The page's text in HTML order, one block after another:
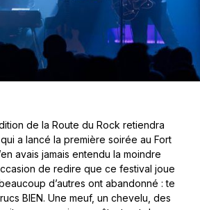
de la Route du Rock retiendra
a lancé la première soirée au Fort
avais jamais entendu la moindre
de redire que ce festival joue
d’autres ont abandonné : te
BIEN. Une meuf, un chevelu, des